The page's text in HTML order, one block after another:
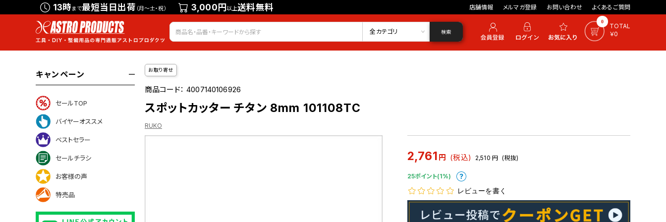
13時まで最短当日出荷 （月～土・祝） 3,000円以上送料無料 店舗情報 メルマガ登録 お問い合わせ よくあるご質問
会員登録 ログイン お気に入り 0
TOTAL
￥0
全カテゴリ 検索
キャンペーン
セールTOP
バイヤーオススメ
ベストセラー
セールチラシ
お客様の声
特売品
お取り寄せ
商品コード：4007140106926
スポットカッター チタン 8mm 101108TC
RUKO
2,761 円 (税込) 2,510 円 (税抜)
25ポイント(1%)
レビューを書く